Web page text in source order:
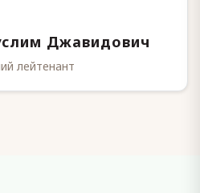
Джавидович
лейтенант